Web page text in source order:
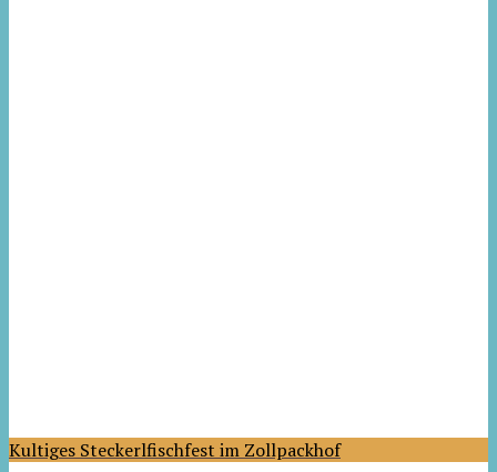
Kultiges Steckerlfischfest im Zollpackhof